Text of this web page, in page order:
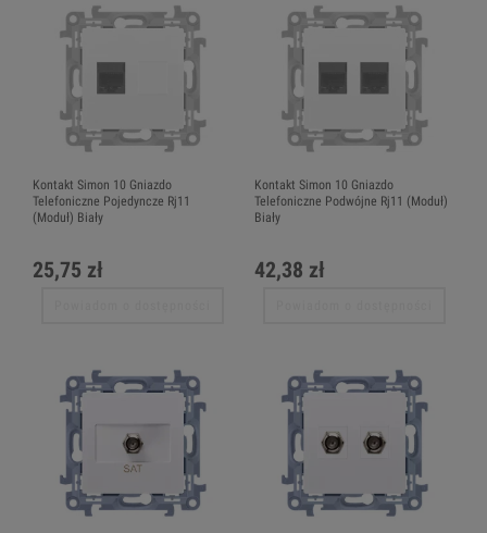
Kontakt Simon 10 Gniazdo
Telefoniczne Pojedyncze Rj11
(Moduł) Biały
25,75 zł
Kontakt Simon 10 Gniazdo
Telefoniczne Podwójne Rj11 (Moduł)
Biały
42,38 zł